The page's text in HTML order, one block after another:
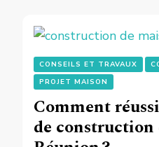
CONSEILS ET TRAVAUX
PROJET MAISON
Comment
de construction